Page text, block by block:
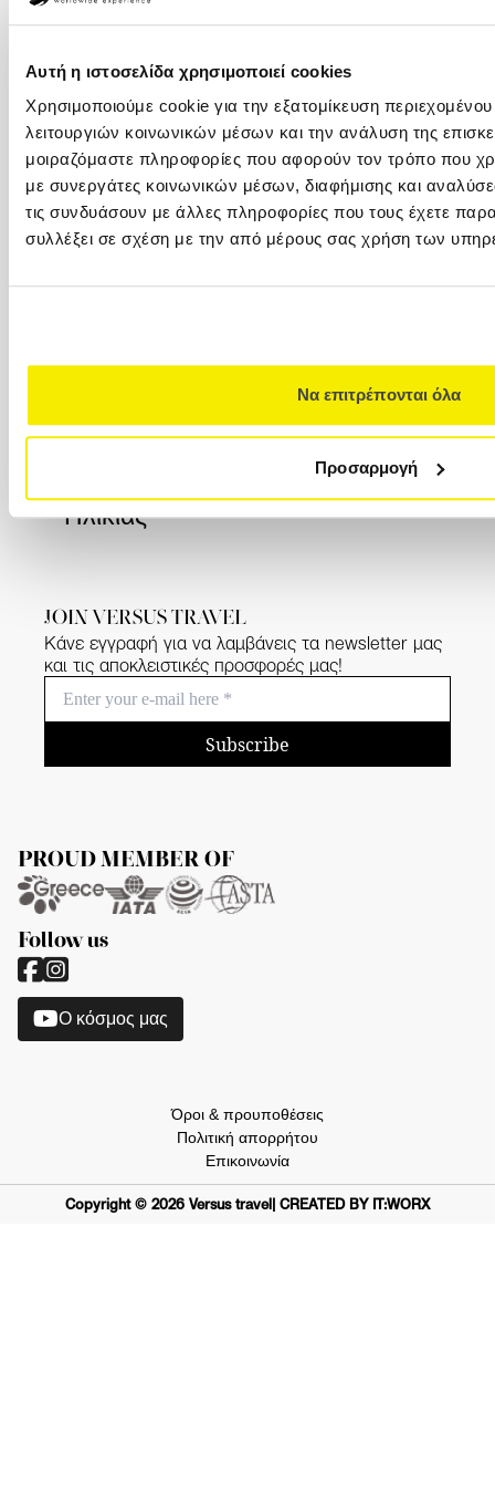
Αυτή η ιστοσελίδα χρησιμοποιεί cookies
Χρησιμοποιούμε cookie για την εξατομίκευση
λειτουργιών κοινωνικών μέσων και την ανάλυση της
μοιραζόμαστε πληροφορίες που αφορούν τον τρόπο που
με συνεργάτες κοινωνικών μέσων, διαφήμισης και
τις συνδυάσουν με άλλες πληροφορίες που τους έχετε
συλλέξει σε σχέση με την από μέρους σας χρήση των
Να επιτρέπονται όλα
Προσαρμογή
Αριστοτέλους), 546 24, (2ος όροφος)
ΚΥΠΡΟΣ
00357 22449977
00357 22449978
Versus Travel Cyprus Ltd. (VTC) Λεωφ.
Αρχιεπισκόπου Μακαρίου Γ΄ 82Ε 1077
+30 210 32 32 800
Καραγεώργη Σερβίας 4 (Στοά Καλλιγά), 10562,
Πλατεία Συντάγματος (7ος όροφος)
Ταξιδιωτική Ασφάλεια Χωρίς Όριο
Ηλικίας
JOIN VERSUS TRAVEL
Κάνε εγγραφή για να λαμβάνεις τα newsletter μας
και τις αποκλειστικές προσφορές μας!
Subscribe
PROUD MEMBER OF
Follow us
O κόσμος μας
Όροι & προυποθέσεις
Πολιτική απορρήτου
Επικοινωνία
Copyright © 2026 Versus travel | CREATED BY IT:WORX